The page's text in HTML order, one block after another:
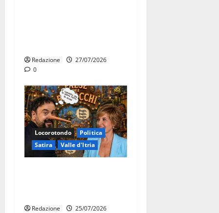
Redazione
27/07/2026
0
Locorotondo
Politica
Satira
Valle d'Itria
Redazione
25/07/2026